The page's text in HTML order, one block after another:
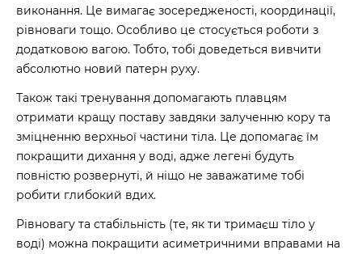
виконання. Це вимагає зосередженості, координації,
рівноваги тощо. Особливо це стосується роботи з
додатковою вагою. Тобто, тобі доведеться вивчити
абсолютно новий патерн руху.
Також такі тренування допомагають плавцям
отримати кращу поставу завдяки залученню кору та
зміцненню верхньої частини тіла. Це допомагає їм
покращити дихання у воді, адже легені будуть
повністю розвернуті, й ніщо не заважатиме тобі
робити глибокий вдих.
Рівновагу та стабільність (те, як ти тримаєш тіло у
воді) можна покращити асиметричними вправами на